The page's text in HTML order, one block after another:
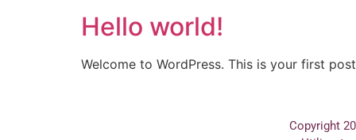
Hello world!
Welcome to WordPress. This is your first
Copyright